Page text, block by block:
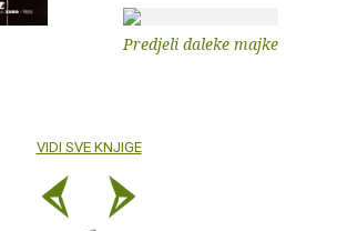
Predjeli daleke majke
VIDI SVE KNJIGE